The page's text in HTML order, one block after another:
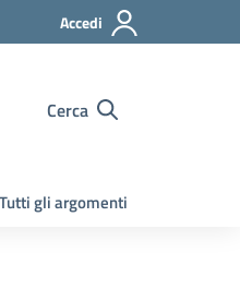
Accedi
Cerca
Tutti gli argomenti